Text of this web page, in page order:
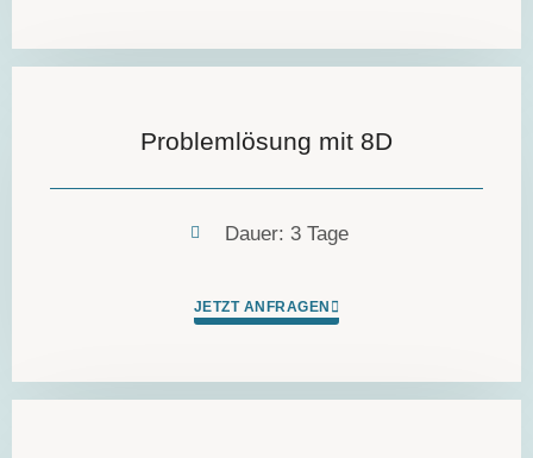
Problemlösung mit 8D
Dauer: 3 Tage
JETZT ANFRAGEN